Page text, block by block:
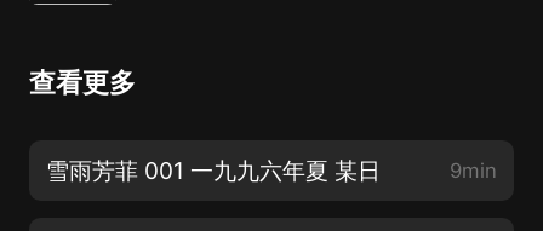
查看更多
雪雨芳菲 001 一九九六年夏 某日 9min